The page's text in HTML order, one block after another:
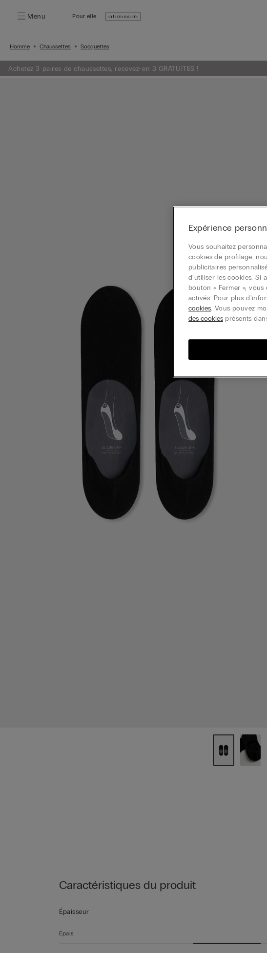
Menu Pour elle :
Homme Chaussettes Socquettes
Achetez 3 paires de chaussettes, recevez-en 3 GRATUITES !
Caractéristiques du produit
Épaisseur
Épais
Expérience
Vous souhaitez
cookies de profilage,
publicitaires
d'utiliser les cookies. Si
bouton « Fermer »,
activés. Pour plus
cookies. Vous pouvez
des cookies présents